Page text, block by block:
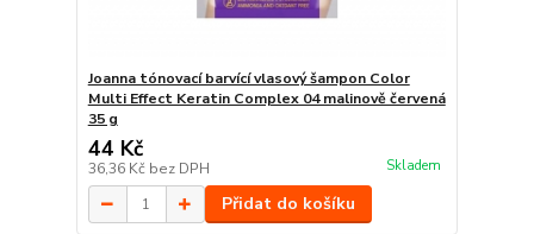
Joanna tónovací barvící vlasový šampon Color
Multi Effect Keratin Complex 04 malinově červená
35 g
44 Kč
36,36 Kč bez DPH Skladem
Přidat do košíku